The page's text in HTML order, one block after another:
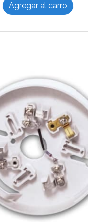
Agregar al carro